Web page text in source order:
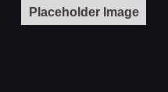
Placeholder Image